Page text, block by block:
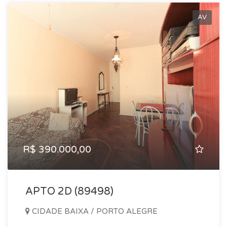
AV
R$ 390.000,00
APTO 2D (89498)
CIDADE BAIXA / PORTO ALEGRE